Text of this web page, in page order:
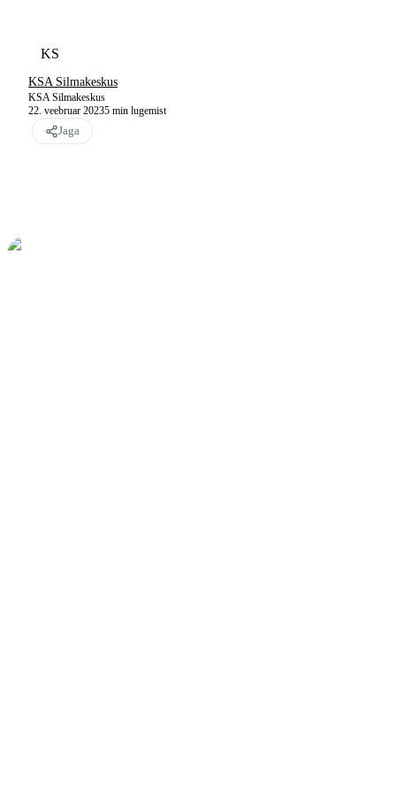
KS
KSA Silmakeskus
KSA Silmakeskus
22. veebruar 20235 min lugemist
Jaga